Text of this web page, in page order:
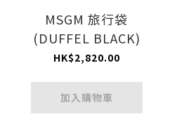
MSGM 旅行袋
(DUFFEL BLACK)
HK$2,820.00
加入購物車